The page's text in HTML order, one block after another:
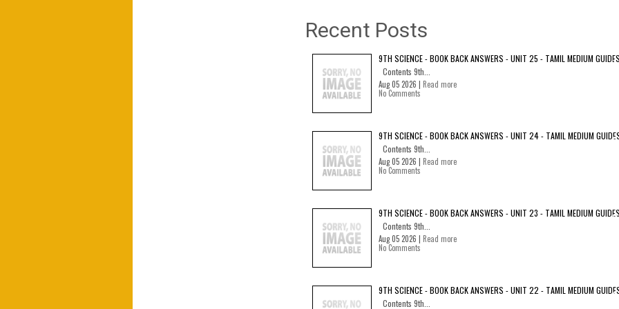
Recent Posts
9TH SCIENCE - BOOK BACK ANSWERS - UNIT 25 - TAMIL MEDIUM GUIDES
Contents 9th...
Aug 05 2026 | Read more
No Comments
9TH SCIENCE - BOOK BACK ANSWERS - UNIT 24 - TAMIL MEDIUM
Contents 9th...
Aug 05 2026 | Read more
No Comments
9TH SCIENCE - BOOK BACK ANSWERS - UNIT 23 - TAMIL MEDIUM GUIDES
Contents 9th...
Aug 05 2026 | Read more
No Comments
9TH SCIENCE - BOOK BACK ANSWERS - UNIT 22 - TAMIL MEDIUM
Contents 9th...